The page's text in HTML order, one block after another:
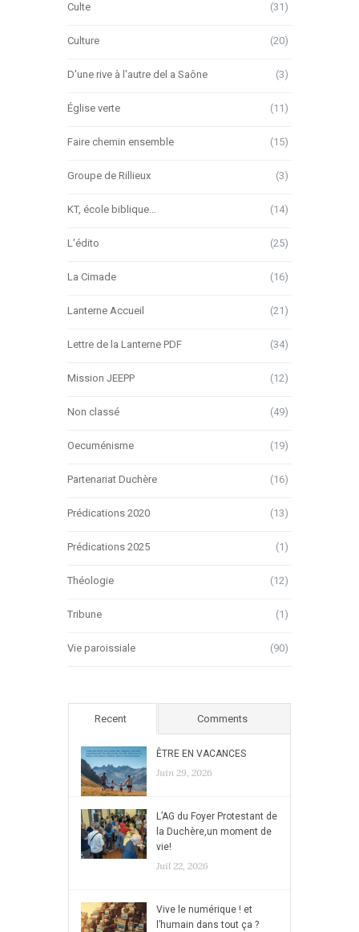
Culte (31)
Culture (20)
D'une rive à l'autre del a Saône (3)
Église verte (11)
Faire chemin ensemble (15)
Groupe de Rillieux (3)
KT, école biblique… (14)
L'édito (25)
La Cimade (16)
Lanterne Accueil (21)
Lettre de la Lanterne PDF (34)
Mission JEEPP (12)
Non classé (49)
Oecuménisme (19)
Partenariat Duchère (16)
Prédications 2020 (13)
Prédications 2025 (1)
Théologie (12)
Tribune (1)
Vie paroissiale (90)
Recent Comments
ÊTRE EN VACANCES
Juin 29, 2026
L’AG du Foyer Protestant de
la Duchère,un moment de
vie!
Juil 22, 2026
Vive le numérique ! et
l’humain dans tout ça ?